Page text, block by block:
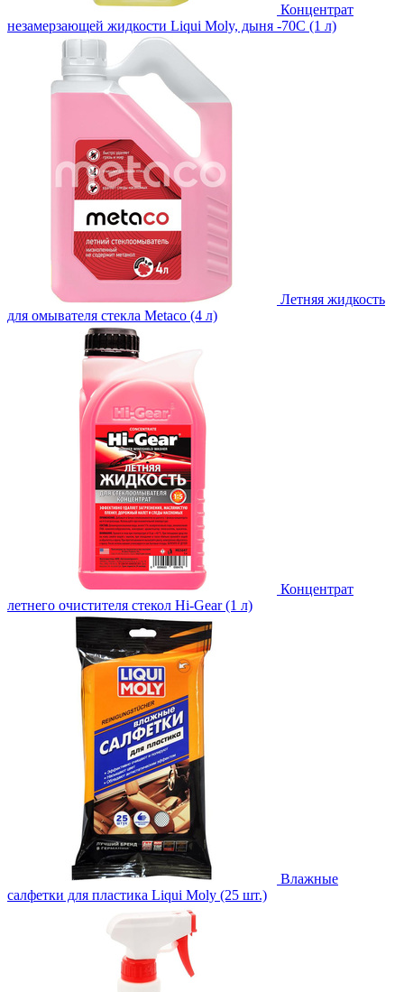
Концентрат
незамерзающей жидкости Liqui Moly, дыня -70С (1 л)
Летняя жидкость
для омывателя стекла Metaco (4 л)
Концентрат
летнего очистителя стекол Hi-Gear (1 л)
Влажные
салфетки для пластика Liqui Moly (25 шт.)